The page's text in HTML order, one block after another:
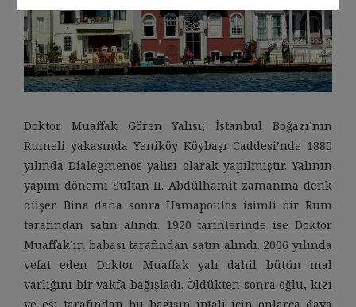
Doktor Muaffak Gören Yalısı; İstanbul Boğazı’nın
Rumeli yakasında Yeniköy Köybaşı Caddesi’nde 1880
yılında Dialegmenos yalısı olarak yapılmıştır. Yalının
yapım dönemi Sultan II. Abdülhamit zamanına denk
düşer. Bina daha sonra Hamapoulos isimli bir Rum
tarafından satın alındı. 1920 tarihlerinde ise Doktor
Muaffak’ın babası tarafından satın alındı. 2006 yılında
vefat eden Doktor Muaffak yalı dahil bütün mal
varlığını bir vakfa bağışladı. Öldükten sonra oğlu, kızı
ve eşi tarafından bu bağışın iptali için onlarca dava